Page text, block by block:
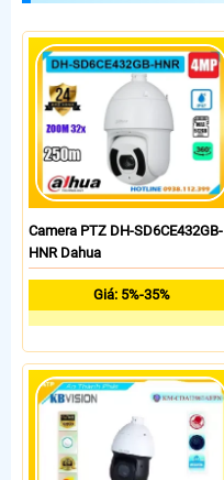
Camera PTZ DH-SD6CE432GB-
HNR Dahua
Giá: 5%-35%